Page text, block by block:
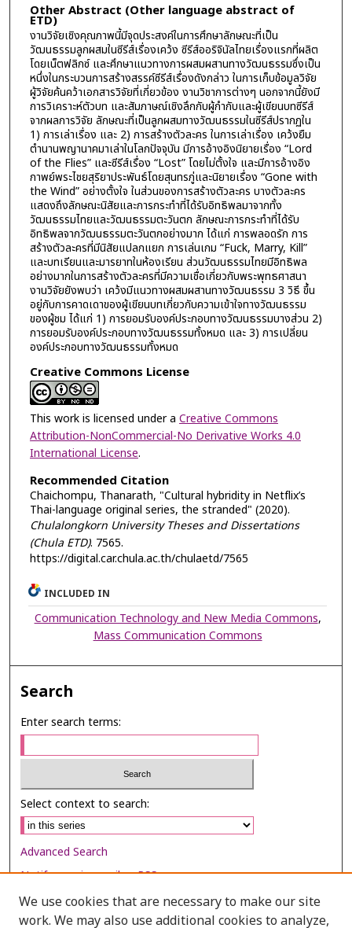
Other Abstract (Other language abstract of
ETD)
งานวิจัยเชิงคุณภาพนี้มีจุดประสงค์ในการศึกษาลักษณะที่เป็น
วัฒนธรรมลูกผสมในซีรีส์เรื่องเคว้ง ซีรีส์ออริจินัลไทยเรื่องแรกที่ผลิต
โดยเน็ตฟลิกซ์ และศึกษาแนวทางการผสมผสานทางวัฒนธรรมซึ่งเป็น
หนึ่งในกระบวนการสร้างสรรค์ซีรีส์เรื่องดังกล่าว ในการเก็บข้อมูลวิจัย
ผู้วิจัยค้นคว้าเอกสารวิจัยที่เกี่ยวข้อง งานวิชาการต่างๆ นอกจากนี้ยังมี
การวิเคราะห์ตัวบท และสัมภาษณ์เชิงลึกกับผู้กำกับและผู้เขียนบทซีรีส์
จากผลการวิจัย ลักษณะที่เป็นลูกผสมทางวัฒนธรรมในซีรีส์ปรากฏใน
1) การเล่าเรื่อง และ 2) การสร้างตัวละคร ในการเล่าเรื่อง เคว้งยืม
ตำนานพญานาคมาเล่าในโลกปัจจุบัน มีการอ้างอิงนิยายเรื่อง “Lord
of the Flies” และซีรีส์เรื่อง “Lost” โดยไม่ตั้งใจ และมีการอ้างอิง
กาพย์พระไชยสุริยาประพันธ์โดยสุนทรภู่และนิยายเรื่อง “Gone with
the Wind” อย่างตั้งใจ ในส่วนของการสร้างตัวละคร บางตัวละคร
แสดงถึงลักษณะนิสัยและการกระทำที่ได้รับอิทธิพลมาจากทั้ง
วัฒนธรรมไทยและวัฒนธรรมตะวันตก ลักษณะการกระทำที่ได้รับ
อิทธิพลจากวัฒนธรรมตะวันตกอย่างมาก ได้แก่ การพลอดรัก การ
สร้างตัวละครที่มีนิสัยแปลกแยก การเล่นเกม “Fuck, Marry, Kill”
และบทเรียนและมารยาทในห้องเรียน ส่วนวัฒนธรรมไทยมีอิทธิพล
อย่างมากในการสร้างตัวละครที่มีความเชื่อเกี่ยวกับพระพุทธศาสนา
งานวิจัยยังพบว่า เคว้งมีแนวทางผสมผสานทางวัฒนธรรม 3 วิธี ขึ้น
อยู่กับการคาดเดาของผู้เขียนบทเกี่ยวกับความเข้าใจทางวัฒนธรรม
ของผู้ชม ได้แก่ 1) การยอมรับองค์ประกอบทางวัฒนธรรมบางส่วน 2)
การยอมรับองค์ประกอบทางวัฒนธรรมทั้งหมด และ 3) การเปลี่ยน
องค์ประกอบทางวัฒนธรรมทั้งหมด
Creative Commons License
This work is licensed under a Creative Commons
Attribution-NonCommercial-No Derivative Works 4.0
International License.
Recommended Citation
Chaichompu, Thanarath, "Cultural hybridity in Netflix’s
Thai-language original series, the stranded" (2020).
Chulalongkorn University Theses and Dissertations
(Chula ETD). 7565.
https://digital.car.chula.ac.th/chulaetd/7565
INCLUDED IN
Communication Technology and New Media Commons,
Mass Communication Commons
Search
Enter search terms:
Select context to search:
Advanced Search
Notify me via email orRSS
Browse
We use cookies that are necessary to make our site
work. We may also use additional cookies to analyze,